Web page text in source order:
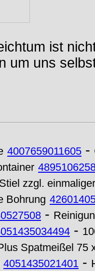
ist
um uns
4007659011605 -
zzgl.
Bohrung
-
-
Spatmeißel 75
4051435021401 -